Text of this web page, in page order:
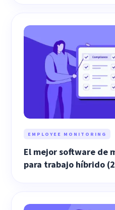
EMPLOYEE MONITORING
El mejor software de
para trabajo híbrido